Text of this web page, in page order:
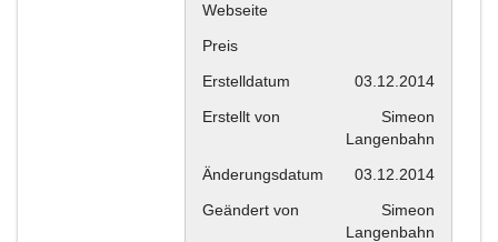
Webseite
Preis
Erstelldatum
03.12.2014
Erstellt von
Simeon
Langenbahn
Änderungsdatum
03.12.2014
Geändert von
Simeon
Langenbahn